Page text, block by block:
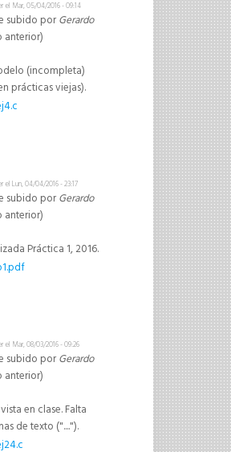
el Mar, 05/04/2016 - 09:14
subido porGerardo
anterior)
(incompleta)
prácticas viejas).
el Lun, 04/04/2016 - 23:17
subido porGerardo
anterior)
Práctica 1, 2016.
el Mar, 08/03/2016 - 09:26
subido porGerardo
anterior)
en clase. Falta
de texto ("....").